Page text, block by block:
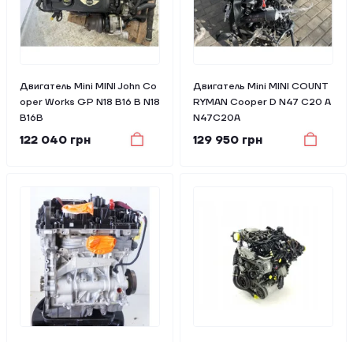
Двигатель Mini MINI John Co
oper Works GP N18 B16 B N18
B16B
122 040 грн
Двигатель Mini MINI COUNT
RYMAN Cooper D N47 C20 A
N47C20A
129 950 грн